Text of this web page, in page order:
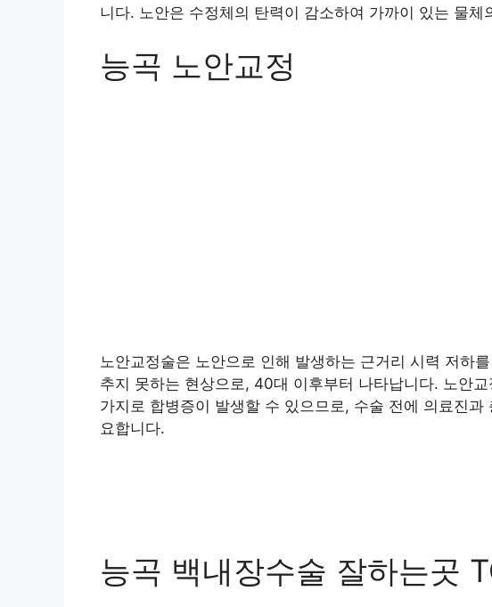
니다. 노안은 수정체의 탄력이 감소하여 가까이 있는 물
능곡 노안교정
노안교정술은 노안으로 인해 발생하는 근거리 시력 저하
추지 못하는 현상으로, 40대 이후부터 나타납니다. 노안
가지로 합병증이 발생할 수 있으므로, 수술 전에 의료진
요합니다.
능곡 백내장수술 잘하는곳